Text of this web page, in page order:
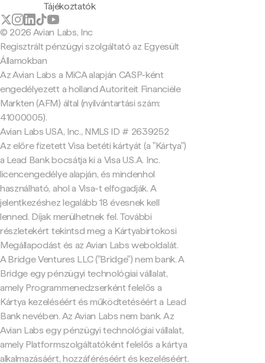
Tájékoztatók
© 2026 Avian Labs, Inc
Regisztrált pénzügyi szolgáltató az Egyesült
Államokban
Az Avian Labs a MiCA alapján CASP-ként
engedélyezett a holland Autoriteit Financiële
Markten (AFM) által (nyilvántartási szám:
41000005).
Avian Labs USA, Inc., NMLS ID # 2639252
Az előre fizetett Visa betéti kártyát (a "Kártya")
a Lead Bank bocsátja ki a Visa U.S.A. Inc.
licencengedélye alapján, és mindenhol
használható, ahol a Visa-t elfogadják. A
jelentkezéshez legalább 18 évesnek kell
lenned. Díjak merülhetnek fel. További
részletekért tekintsd meg a Kártyabirtokosi
Megállapodást és az Avian Labs weboldalát.
A Bridge Ventures LLC ("Bridge") nem bank. A
Bridge egy pénzügyi technológiai vállalat,
amely Programmenedzserként felelős a
Kártya kezeléséért és működtetéséért a Lead
Bank nevében. Az Avian Labs nem bank. Az
Avian Labs egy pénzügyi technológiai vállalat,
amely Platformszolgáltatóként felelős a kártya
alkalmazásáért, hozzáféréséért és kezeléséért.